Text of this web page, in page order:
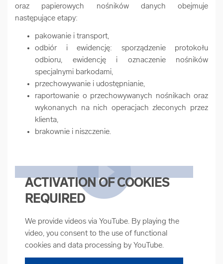
oraz papierowych nośników danych obejmuje
następujące etapy:
pakowanie i transport,
odbiór i ewidencję: sporządzenie protokołu
odbioru, ewidencję i oznaczenie nośników
specjalnymi barkodami,
przechowywanie i udostępnianie,
raportowanie o przechowywanych nośnikach oraz
wykonanych na nich operacjach zleconych przez
klienta,
brakownie i niszczenie.
ACTIVATION OF COOKIES
REQUIRED
We provide videos via YouTube. By playing the
video, you consent to the use of functional
cookies and data processing by YouTube.